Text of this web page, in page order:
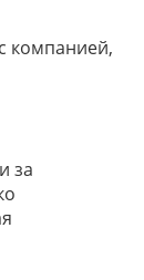
компанией,
за